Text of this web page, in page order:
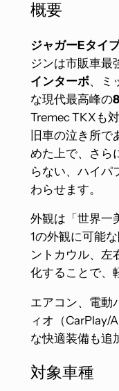
概要
ジャガーEタイ
ジンは市販車最
インターボ、ミ
な現代最高峰の
Tremec TKXも
旧車の泣き所
めた上で、さら
らない、ハイパ
わらせます。
外観は「世界一
1の外観に可能
ントカウル、左
化することで、
エアコン、電動
ィオ（CarPlay/
な快適装備も追
対象車種